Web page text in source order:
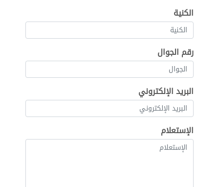
الكنية
رقم الجوال
البريد الإلكتروني
الإستعلام